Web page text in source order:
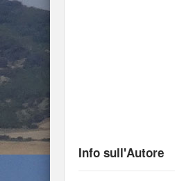
Info sull'Autore